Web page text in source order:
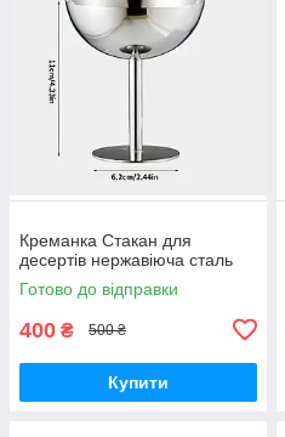
Креманка Стакан для
десертів нержавіюча сталь
Готово до відправки
400 ₴ 500 ₴
Купити